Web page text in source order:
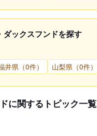
ックスフンドを探す
井県（0件） 山梨県（0件）
に関するトピック一覧